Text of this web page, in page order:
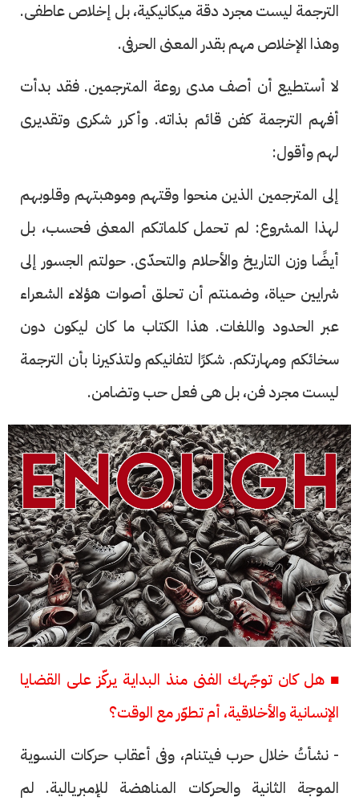
الترجمة ليست مجرد دقة ميكانيكية، بل إخلاص عاطفى.
وهذا الإخلاص مهم بقدر المعنى الحرفى.
لا أستطيع أن أصف مدى روعة المترجمين. فقد بدأت
أفهم الترجمة كفن قائم بذاته. وأكرر شكرى وتقديرى
لهم وأقول:
إلى المترجمين الذين منحوا وقتهم وموهبتهم وقلوبهم
لهذا المشروع: لم تحمل كلماتكم المعنى فحسب، بل
أيضًا وزن التاريخ والأحلام والتحدّى. حولتم الجسور إلى
شرايين حياة، وضمنتم أن تحلق أصوات هؤلاء الشعراء
عبر الحدود واللغات. هذا الكتاب ما كان ليكون دون
سخائكم ومهارتكم. شكرًا لتفانيكم ولتذكيرنا بأن الترجمة
ليست مجرد فن، بل هى فعل حب وتضامن.
■ هل كان توجّهك الفنى منذ البداية يركّز على القضايا
الإنسانية والأخلاقية، أم تطوّر مع الوقت؟
- نشأتُ خلال حرب فيتنام، وفى أعقاب حركات النسوية
الموجة الثانية والحركات المناهضة للإمبريالية. لم